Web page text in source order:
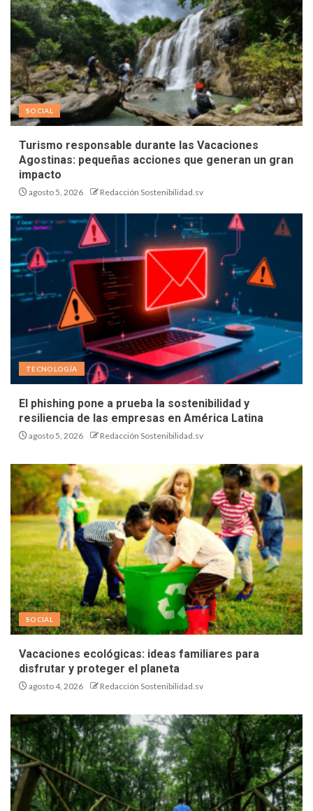
SOCIAL
Turismo responsable durante las Vacaciones
Agostinas: pequeñas acciones que generan un gran
impacto
agosto 5, 2026 Redacción Sostenibilidad.sv
TECNOLOGÍA
El phishing pone a prueba la sostenibilidad y
resiliencia de las empresas en América Latina
agosto 5, 2026 Redacción Sostenibilidad.sv
SOCIAL
Vacaciones ecológicas: ideas familiares para
disfrutar y proteger el planeta
agosto 4, 2026 Redacción Sostenibilidad.sv